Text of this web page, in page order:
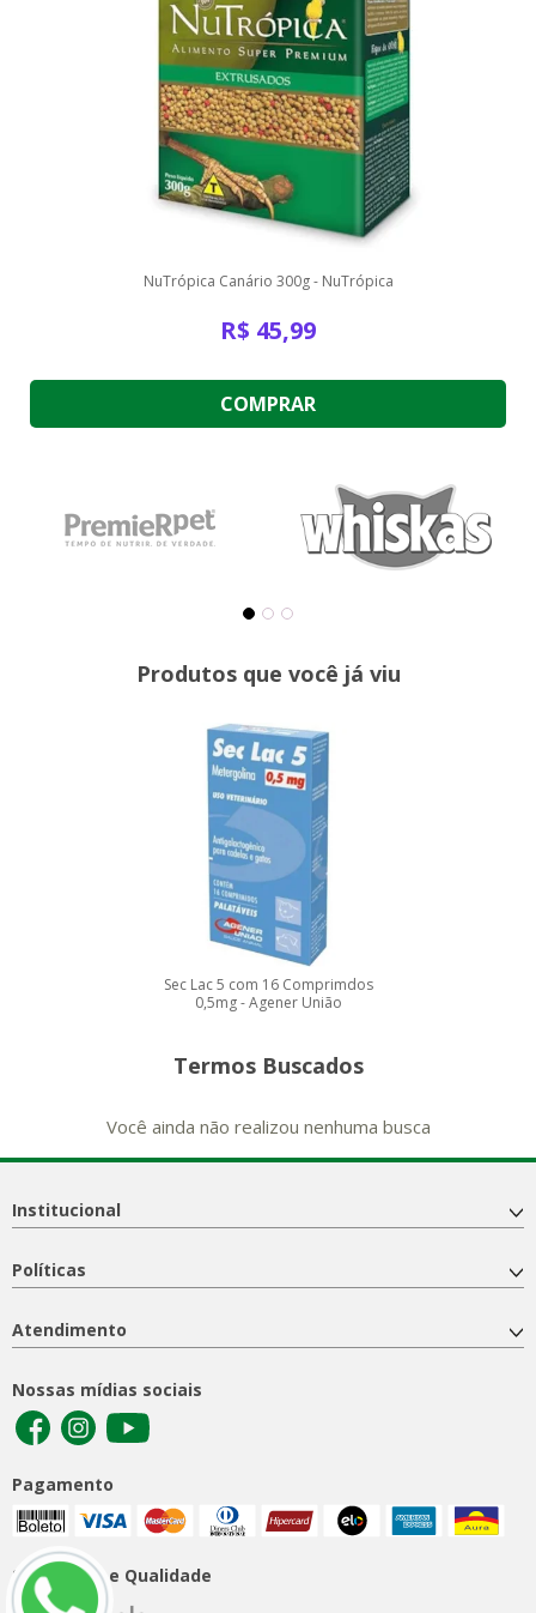
NuTrópica Canário 300g - NuTrópica
R$ 45,99
COMPRAR
Produtos que você já viu
Sec Lac 5 com 16 Comprimdos
0,5mg - Agener União
Termos Buscados
Você ainda não realizou nenhuma busca
Institucional
Políticas
Atendimento
Nossas mídias sociais
Pagamento
Segurança e Qualidade